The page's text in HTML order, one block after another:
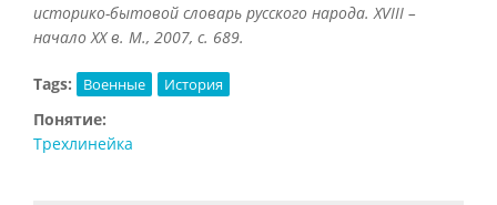
историко-бытовой словарь русского народа. XVIII –
начало XX в. М., 2007, с. 689.
Tags: Военные История
Понятие:
Трехлинейка